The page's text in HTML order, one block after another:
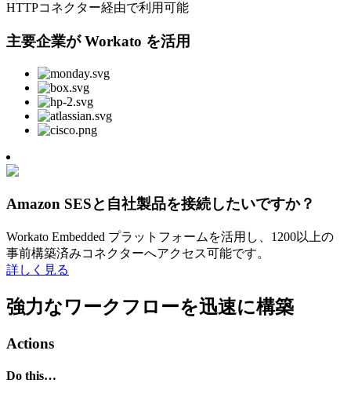
HTTPコネクター経由で利用可能
主要企業が Workato を活用
Amazon SESと自社製品を接続したいですか？
Workato Embedded プラットフォームを活用し、1200以上の
事前構築済みコネクターへアクセス可能です。
詳しく見る
強力なワークフローを迅速に構築
Actions
Do this…